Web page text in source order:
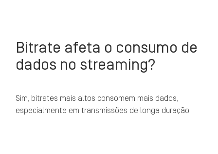
Bitrate afeta o consumo de
dados no streaming?
Sim, bitrates mais altos consomem mais dados,
especialmente em transmissões de longa duração.